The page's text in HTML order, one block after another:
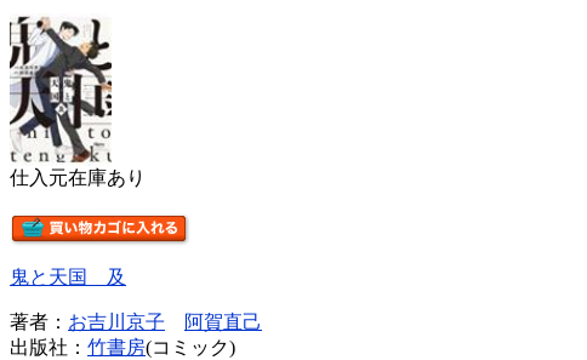
仕入元在庫あり
鬼と天国 及
著者： お吉川京子
阿賀直己
出版社： 竹書房(コミック)